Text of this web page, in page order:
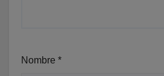
Nombre *